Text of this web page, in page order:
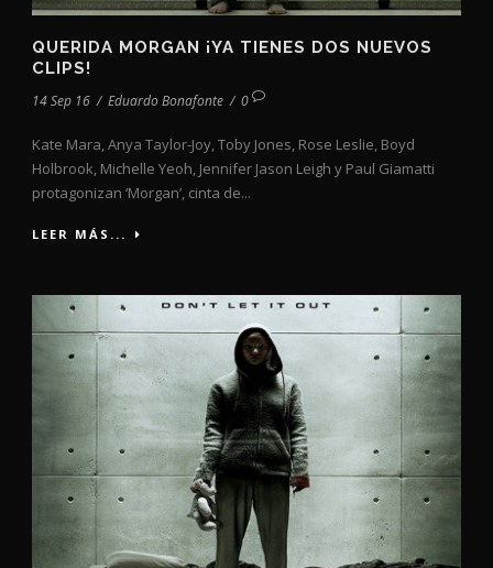
QUERIDA MORGAN ¡YA TIENES DOS NUEVOS
CLIPS!
14 Sep 16 / Eduardo Bonafonte / 0
Kate Mara, Anya Taylor-Joy, Toby Jones, Rose Leslie, Boyd
Holbrook, Michelle Yeoh, Jennifer Jason Leigh y Paul Giamatti
protagonizan ‘Morgan’, cinta de...
LEER MÁS...